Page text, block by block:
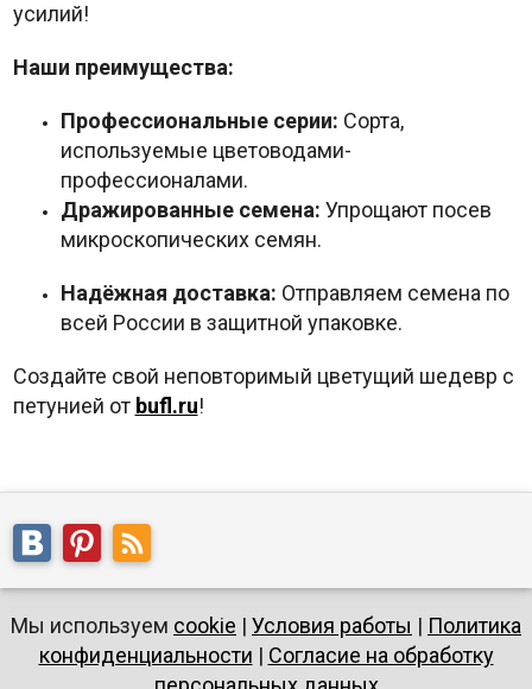
усилий!
Наши преимущества:
Профессиональные серии: Сорта,
используемые цветоводами-
профессионалами.
Дражированные семена: Упрощают посев
микроскопических семян.
Надёжная доставка: Отправляем семена по
всей России в защитной упаковке.
Создайте свой неповторимый цветущий шедевр с
петунией от bufl.ru!
Мы используем cookie | Условия работы | Политика
конфиденциальности | Согласие на обработку